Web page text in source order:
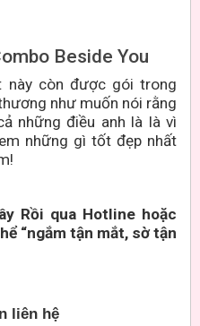
Beside You
này còn được gói trong
như muốn nói rằng
những điều anh là là vì
những gì tốt đẹp nhất
Rồi qua Hotline hoặc
“ngắm tận mắt, sờ tận
liên hệ